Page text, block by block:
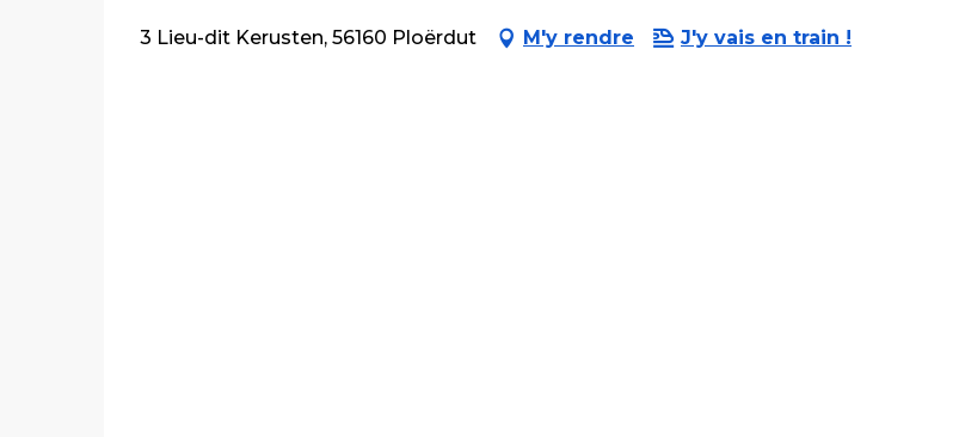
3 Lieu-dit Kerusten, 56160 Ploërdut M'y rendre J'y vais en train !